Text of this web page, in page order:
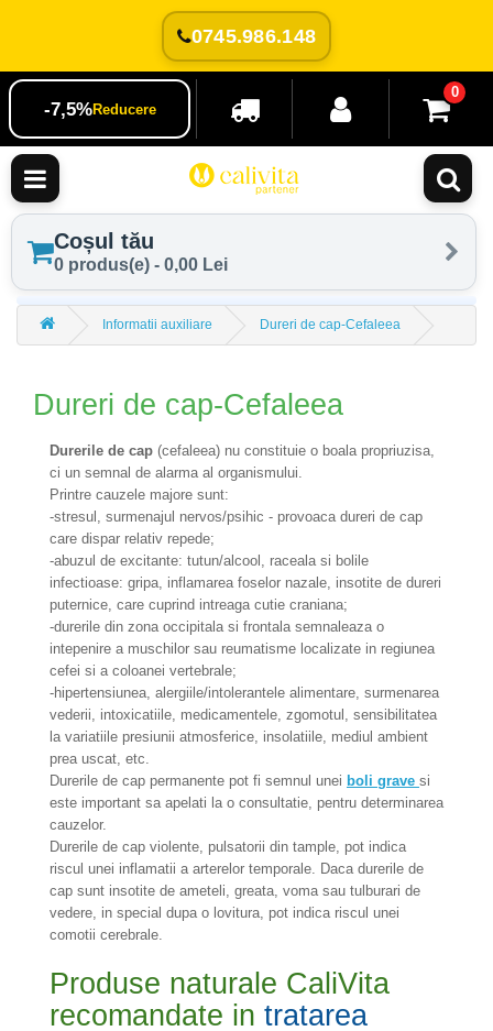
0745.986.148
-7,5%Reducere
0
Coșul tău
0 produs(e) - 0,00 Lei
Informatii auxiliare Dureri de cap-Cefaleea
Dureri de cap-Cefaleea
Durerile de cap (cefaleea) nu constituie o boala propriuzisa,
ci un semnal de alarma al organismului.
Printre cauzele majore sunt:
-stresul, surmenajul nervos/psihic - provoaca dureri de cap
care dispar relativ repede;
-abuzul de excitante: tutun/alcool, raceala si bolile
infectioase: gripa, inflamarea foselor nazale, insotite de dureri
puternice, care cuprind intreaga cutie craniana;
-durerile din zona occipitala si frontala semnaleaza o
intepenire a muschilor sau reumatisme localizate in regiunea
cefei si a coloanei vertebrale;
-hipertensiunea, alergiile/intolerantele alimentare, surmenarea
vederii, intoxicatiile, medicamentele, zgomotul, sensibilitatea
la variatiile presiunii atmosferice, insolatiile, mediul ambient
prea uscat, etc.
Durerile de cap permanente pot fi semnul unei boli grave si
este important sa apelati la o consultatie, pentru determinarea
cauzelor.
Durerile de cap violente, pulsatorii din tample, pot indica
riscul unei inflamatii a arterelor temporale. Daca durerile de
cap sunt insotite de ameteli, greata, voma sau tulburari de
vedere, in special dupa o lovitura, pot indica riscul unei
comotii cerebrale.
Produse naturale CaliVita
recomandate in tratarea